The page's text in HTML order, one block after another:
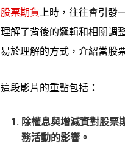
股票期貨上時，往往會引發
理解了背後的邏輯和相關調
易於理解的方式，介紹當股
這段影片的重點包括：
除權息與增減資對股票
務活動的影響。